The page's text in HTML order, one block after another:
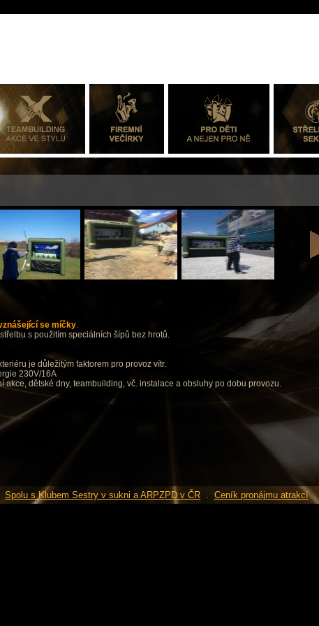
se míčky.
s použitím speciálních šípů bez hrotů.
je důležitým faktorem pro provoz vítr.
230V/16A
akce, dětské dny, teambuilding, vč. instalace a obsluhy po dobu provozu.
Spolu s Klubem Sestry v sukni a ARPZPD v ČR . Ceník pronájmu atrakcí.